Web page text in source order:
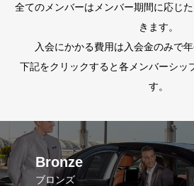
全てのメンバーはメンバー期間に応じ
きます。
入会にかかる費用は入会金のみで
下記をクリックすると各メンバーシッ
す。
Bronze
ブロンズ